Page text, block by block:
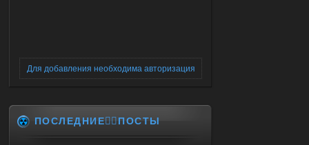
Для добавления необходима авторизация
ПОСЛЕДНИЕ✍🏻ПОСТЫ